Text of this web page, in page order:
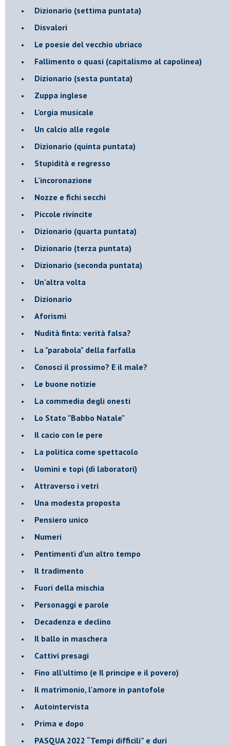
​Dizionario (settima puntata)
Disvalori
Le poesie del vecchio ubriaco
Fallimento o quasi (capitalismo al capolinea)
Dizionario (sesta puntata)
Zuppa inglese
L'orgia musicale
Un calcio alle regole
Dizionario (quinta puntata)
Stupidità e regresso
L'incoronazione
Nozze e fichi secchi
Piccole rivincite
​Dizionario (quarta puntata)
​Dizionario (terza puntata)
​Dizionario (seconda puntata)
Un'altra volta
Dizionario
Aforismi
Nudità finta: verità falsa?
La "parabola" della farfalla
Conosci il prossimo? E il male?
Le buone notizie
La commedia degli onesti
Lo Stato "Babbo Natale"
Il cacio con le pere
La politica come spettacolo
Uomini e topi (di laboratori)
Attraverso i vetri
Una modesta proposta
Pensiero unico
Numeri
Pentimenti d'un altro tempo
Il tradimento
Fuori della mischia
Personaggi e parole
Decadenza e declino
Il ballo in maschera
Cattivi presagi
Fino all'ultimo (e Il principe e il povero)
Il matrimonio, l'amore in pantofole
Autointervista
Prima e dopo
​PASQUA 2022 “Tempi difficili” e duri